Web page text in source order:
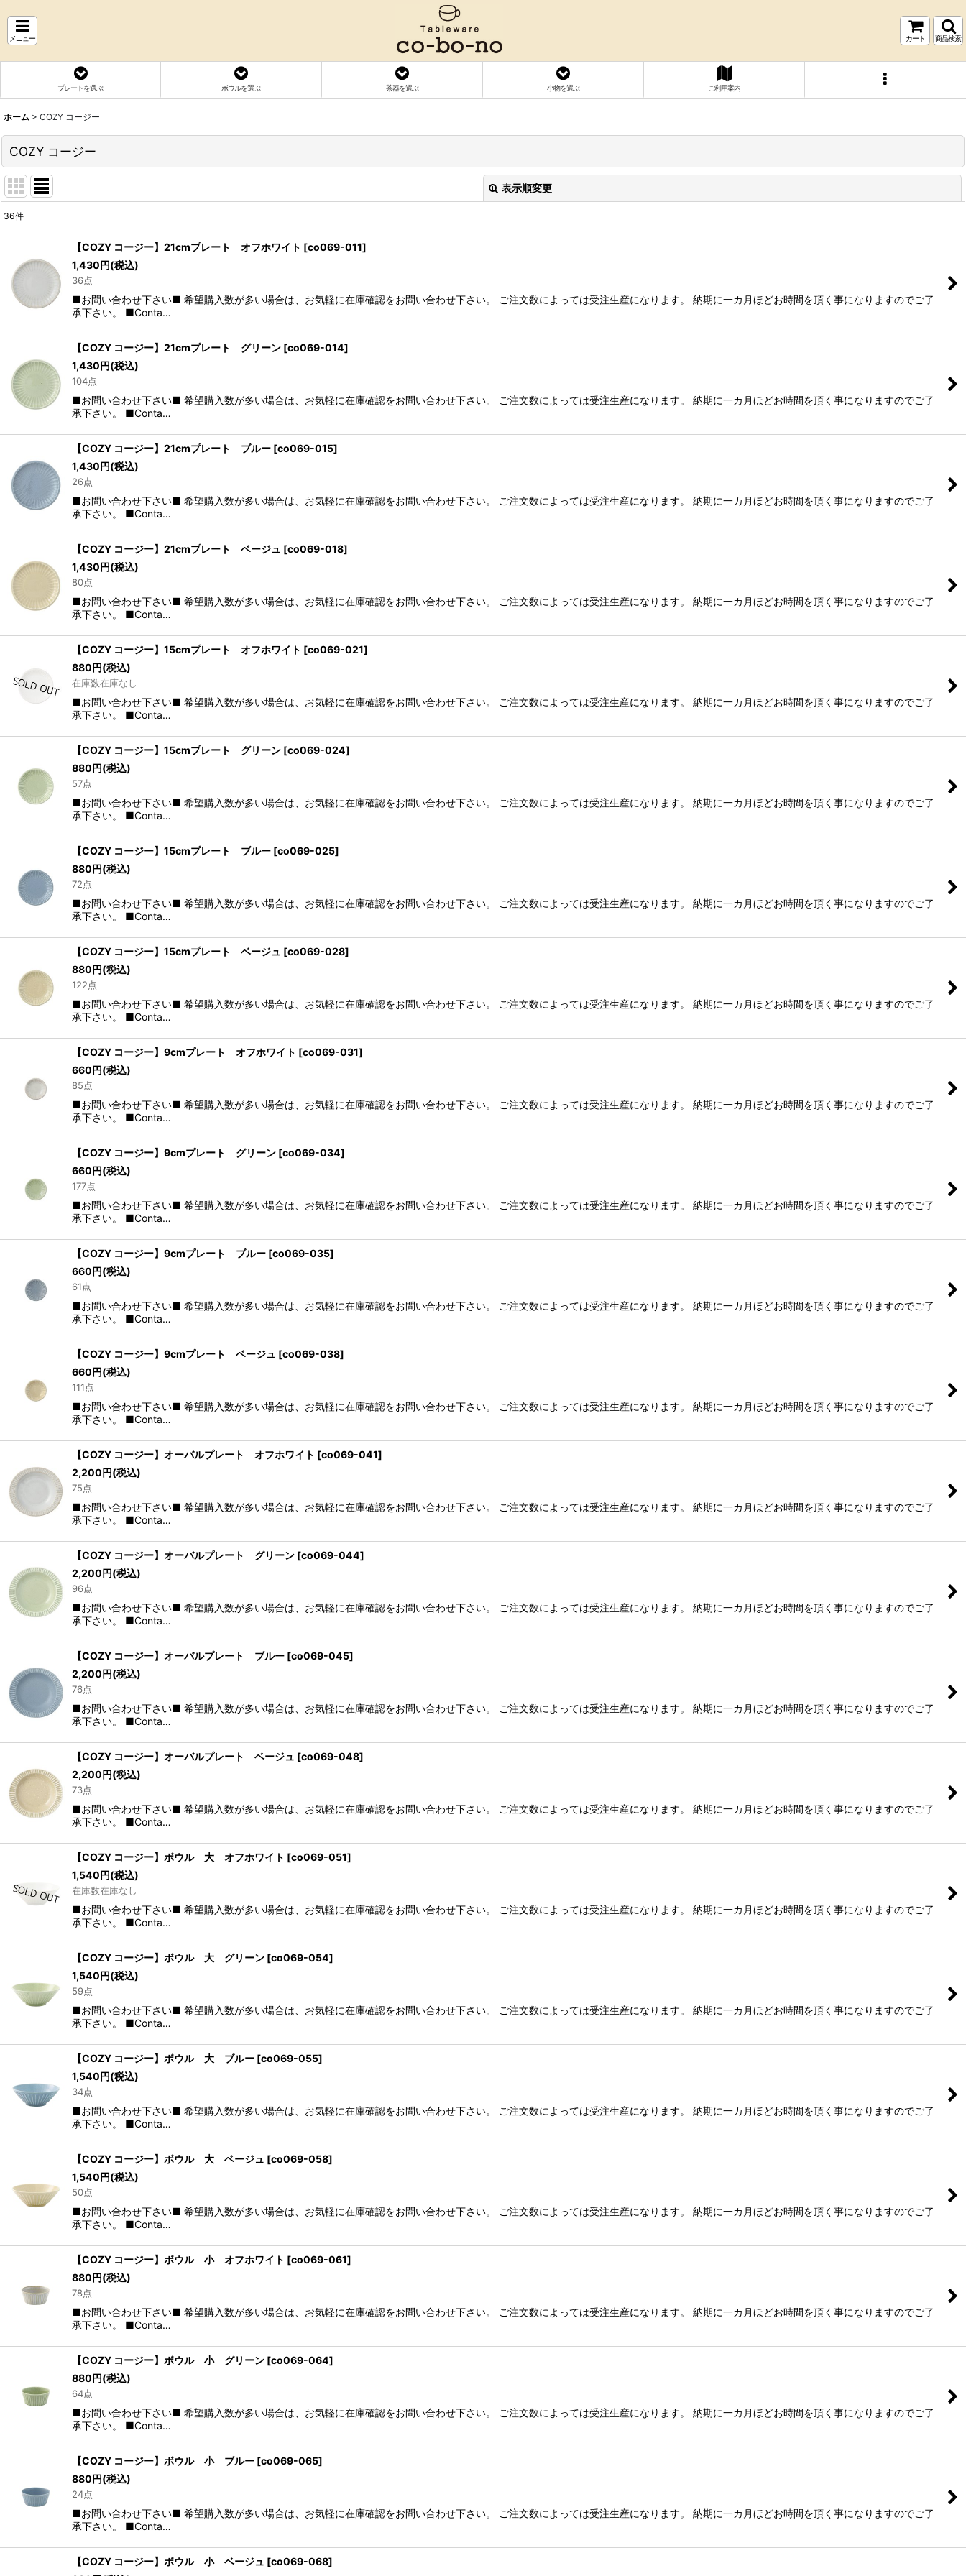
メニュー カート 商品検索
プレートを選ぶ ボウルを選ぶ 茶器を選ぶ 小物を選ぶ ご利用案内
ホーム > COZY コージー
COZY コージー
表示順変更
並び順 :
絞り込む
36件
【COZY コージー】21cmプレート オフホワイト [co069-011]
1,430円(税込)
36点
■お問い合わせ下さい■ 希望購入数が多い場合は、お気軽に在庫確認をお問い合わせ下さい。 ご注文数によっては受注生産になります。 納期に一カ月ほどお時間を頂く事になりますのでご了
承下さい。 ■Conta…
【COZY コージー】21cmプレート グリーン [co069-014]
1,430円(税込)
104点
■お問い合わせ下さい■ 希望購入数が多い場合は、お気軽に在庫確認をお問い合わせ下さい。 ご注文数によっては受注生産になります。 納期に一カ月ほどお時間を頂く事になりますのでご了
承下さい。 ■Conta…
【COZY コージー】21cmプレート ブルー [co069-015]
1,430円(税込)
26点
■お問い合わせ下さい■ 希望購入数が多い場合は、お気軽に在庫確認をお問い合わせ下さい。 ご注文数によっては受注生産になります。 納期に一カ月ほどお時間を頂く事になりますのでご了
承下さい。 ■Conta…
【COZY コージー】21cmプレート ベージュ [co069-018]
1,430円(税込)
80点
■お問い合わせ下さい■ 希望購入数が多い場合は、お気軽に在庫確認をお問い合わせ下さい。 ご注文数によっては受注生産になります。 納期に一カ月ほどお時間を頂く事になりますのでご了
承下さい。 ■Conta…
【COZY コージー】15cmプレート オフホワイト [co069-021]
880円(税込)
在庫数在庫なし
■お問い合わせ下さい■ 希望購入数が多い場合は、お気軽に在庫確認をお問い合わせ下さい。 ご注文数によっては受注生産になります。 納期に一カ月ほどお時間を頂く事になりますのでご了
承下さい。 ■Conta…
【COZY コージー】15cmプレート グリーン [co069-024]
880円(税込)
57点
■お問い合わせ下さい■ 希望購入数が多い場合は、お気軽に在庫確認をお問い合わせ下さい。 ご注文数によっては受注生産になります。 納期に一カ月ほどお時間を頂く事になりますのでご了
承下さい。 ■Conta…
【COZY コージー】15cmプレート ブルー [co069-025]
880円(税込)
72点
■お問い合わせ下さい■ 希望購入数が多い場合は、お気軽に在庫確認をお問い合わせ下さい。 ご注文数によっては受注生産になります。 納期に一カ月ほどお時間を頂く事になりますのでご了
承下さい。 ■Conta…
【COZY コージー】15cmプレート ベージュ [co069-028]
880円(税込)
122点
■お問い合わせ下さい■ 希望購入数が多い場合は、お気軽に在庫確認をお問い合わせ下さい。 ご注文数によっては受注生産になります。 納期に一カ月ほどお時間を頂く事になりますのでご了
承下さい。 ■Conta…
【COZY コージー】9cmプレート オフホワイト [co069-031]
660円(税込)
85点
■お問い合わせ下さい■ 希望購入数が多い場合は、お気軽に在庫確認をお問い合わせ下さい。 ご注文数によっては受注生産になります。 納期に一カ月ほどお時間を頂く事になりますのでご了
承下さい。 ■Conta…
【COZY コージー】9cmプレート グリーン [co069-034]
660円(税込)
177点
■お問い合わせ下さい■ 希望購入数が多い場合は、お気軽に在庫確認をお問い合わせ下さい。 ご注文数によっては受注生産になります。 納期に一カ月ほどお時間を頂く事になりますのでご了
承下さい。 ■Conta…
【COZY コージー】9cmプレート ブルー [co069-035]
660円(税込)
61点
■お問い合わせ下さい■ 希望購入数が多い場合は、お気軽に在庫確認をお問い合わせ下さい。 ご注文数によっては受注生産になります。 納期に一カ月ほどお時間を頂く事になりますのでご了
承下さい。 ■Conta…
【COZY コージー】9cmプレート ベージュ [co069-038]
660円(税込)
111点
■お問い合わせ下さい■ 希望購入数が多い場合は、お気軽に在庫確認をお問い合わせ下さい。 ご注文数によっては受注生産になります。 納期に一カ月ほどお時間を頂く事になりますのでご了
承下さい。 ■Conta…
【COZY コージー】オーバルプレート オフホワイト [co069-041]
2,200円(税込)
75点
■お問い合わせ下さい■ 希望購入数が多い場合は、お気軽に在庫確認をお問い合わせ下さい。 ご注文数によっては受注生産になります。 納期に一カ月ほどお時間を頂く事になりますのでご了
承下さい。 ■Conta…
【COZY コージー】オーバルプレート グリーン [co069-044]
2,200円(税込)
96点
■お問い合わせ下さい■ 希望購入数が多い場合は、お気軽に在庫確認をお問い合わせ下さい。 ご注文数によっては受注生産になります。 納期に一カ月ほどお時間を頂く事になりますのでご了
承下さい。 ■Conta…
【COZY コージー】オーバルプレート ブルー [co069-045]
2,200円(税込)
76点
■お問い合わせ下さい■ 希望購入数が多い場合は、お気軽に在庫確認をお問い合わせ下さい。 ご注文数によっては受注生産になります。 納期に一カ月ほどお時間を頂く事になりますのでご了
承下さい。 ■Conta…
【COZY コージー】オーバルプレート ベージュ [co069-048]
2,200円(税込)
73点
■お問い合わせ下さい■ 希望購入数が多い場合は、お気軽に在庫確認をお問い合わせ下さい。 ご注文数によっては受注生産になります。 納期に一カ月ほどお時間を頂く事になりますのでご了
承下さい。 ■Conta…
【COZY コージー】ボウル 大 オフホワイト [co069-051]
1,540円(税込)
在庫数在庫なし
■お問い合わせ下さい■ 希望購入数が多い場合は、お気軽に在庫確認をお問い合わせ下さい。 ご注文数によっては受注生産になります。 納期に一カ月ほどお時間を頂く事になりますのでご了
承下さい。 ■Conta…
【COZY コージー】ボウル 大 グリーン [co069-054]
1,540円(税込)
59点
■お問い合わせ下さい■ 希望購入数が多い場合は、お気軽に在庫確認をお問い合わせ下さい。 ご注文数によっては受注生産になります。 納期に一カ月ほどお時間を頂く事になりますのでご了
承下さい。 ■Conta…
【COZY コージー】ボウル 大 ブルー [co069-055]
1,540円(税込)
34点
■お問い合わせ下さい■ 希望購入数が多い場合は、お気軽に在庫確認をお問い合わせ下さい。 ご注文数によっては受注生産になります。 納期に一カ月ほどお時間を頂く事になりますのでご了
承下さい。 ■Conta…
【COZY コージー】ボウル 大 ベージュ [co069-058]
1,540円(税込)
50点
■お問い合わせ下さい■ 希望購入数が多い場合は、お気軽に在庫確認をお問い合わせ下さい。 ご注文数によっては受注生産になります。 納期に一カ月ほどお時間を頂く事になりますのでご了
承下さい。 ■Conta…
【COZY コージー】ボウル 小 オフホワイト [co069-061]
880円(税込)
78点
■お問い合わせ下さい■ 希望購入数が多い場合は、お気軽に在庫確認をお問い合わせ下さい。 ご注文数によっては受注生産になります。 納期に一カ月ほどお時間を頂く事になりますのでご了
承下さい。 ■Conta…
【COZY コージー】ボウル 小 グリーン [co069-064]
880円(税込)
64点
■お問い合わせ下さい■ 希望購入数が多い場合は、お気軽に在庫確認をお問い合わせ下さい。 ご注文数によっては受注生産になります。 納期に一カ月ほどお時間を頂く事になりますのでご了
承下さい。 ■Conta…
【COZY コージー】ボウル 小 ブルー [co069-065]
880円(税込)
24点
■お問い合わせ下さい■ 希望購入数が多い場合は、お気軽に在庫確認をお問い合わせ下さい。 ご注文数によっては受注生産になります。 納期に一カ月ほどお時間を頂く事になりますのでご了
承下さい。 ■Conta…
【COZY コージー】ボウル 小 ベージュ [co069-068]